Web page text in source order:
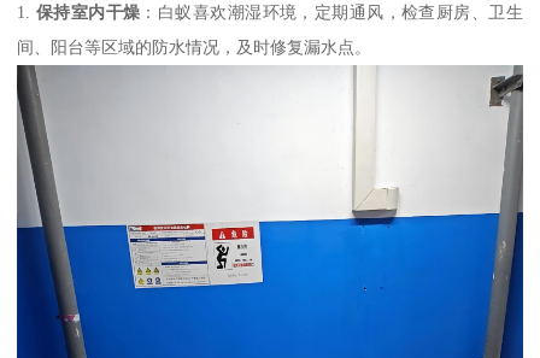
1. 保持室内干燥 ：白蚁喜欢潮湿环境，定期通风，检查厨房、卫生
间、阳台等区域的防水情况，及时修复漏水点。